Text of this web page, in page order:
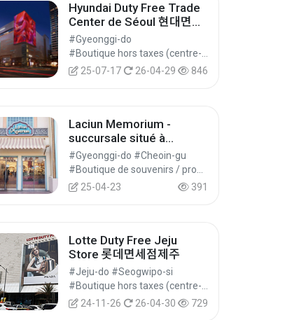
Hyundai Duty Free Trade
Center de Séoul 현대면세
점 무역센터
#Gyeonggi-do
25-07-17
26-04-29 846
Laciun Memorium -
succursale situé à
Everland (라시언 메모리엄
에버랜드점)
#Gyeonggi-do #Cheoin-gu
25-04-23
391
Lotte Duty Free Jeju
Store 롯데면세점제주
#Jeju-do #Seogwipo-si
24-11-26
26-04-30 729